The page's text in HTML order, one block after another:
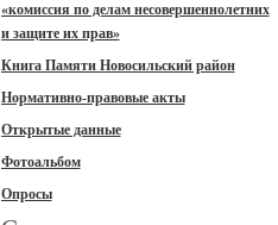
«комиссия по делам несовершеннолетних
и защите их прав»
Книга Памяти Новосильский район
Нормативно-правовые акты
Открытые данные
Фотоальбом
Опросы